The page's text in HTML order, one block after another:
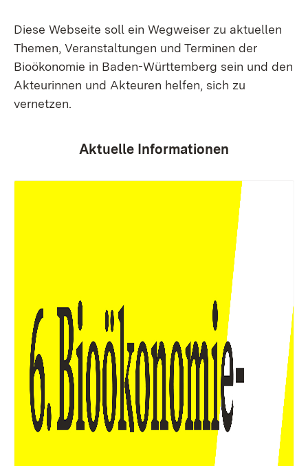
Diese Webseite soll ein Wegweiser zu aktuellen
Themen, Veranstaltungen und Terminen der
Bioökonomie in Baden-Württemberg sein und den
Akteurinnen und Akteuren helfen, sich zu
vernetzen.
Aktuelle Informationen